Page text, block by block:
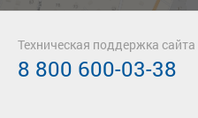
Техническая поддержка сайта
8 800 600-03-38